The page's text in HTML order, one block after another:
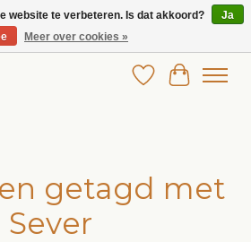
in betaalbare kinderkleding!
Verlanglijst
getagd met
Sever
website te verbeteren. Is dat akkoord?
Ja
Meer over cookies »